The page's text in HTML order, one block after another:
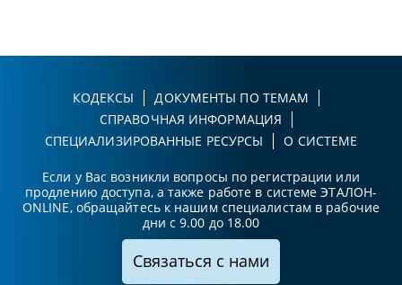
КОДЕКСЫ
ДОКУМЕНТЫ ПО ТЕМАМ
СПРАВОЧНАЯ ИНФОРМАЦИЯ
СПЕЦИАЛИЗИРОВАННЫЕ РЕСУРСЫ
О СИСТЕМЕ
Если у Вас возникли вопросы по регистрации или
продлению доступа, а также работе в системе ЭТАЛОН-
ONLINE, обращайтесь к нашим специалистам в рабочие
дни с 9.00 до 18.00
Связаться с нами